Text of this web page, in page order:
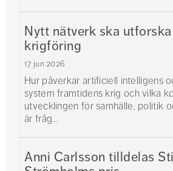
Nytt nätverk ska
krigföring
17 jun 2026
Hur påverkar artificiell intelligens
system framtidens krig och vilka
utvecklingen för samhälle, politik
är fråg...
Anni Carlsson tilldelas